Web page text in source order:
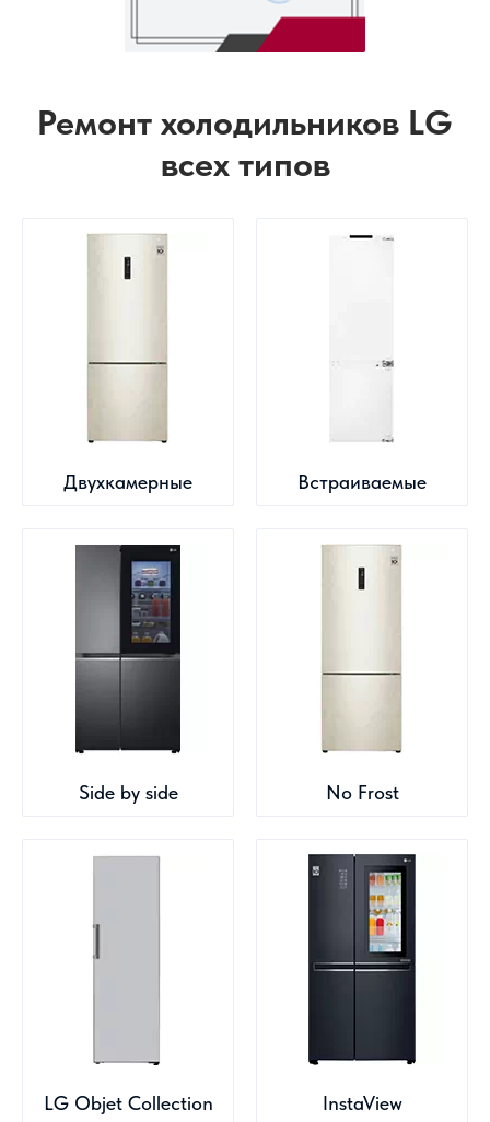
Ремонт холодильников LG
всех типов
Двухкамерные Встраиваемые
Side by side No Frost
LG Objet Collection InstaView